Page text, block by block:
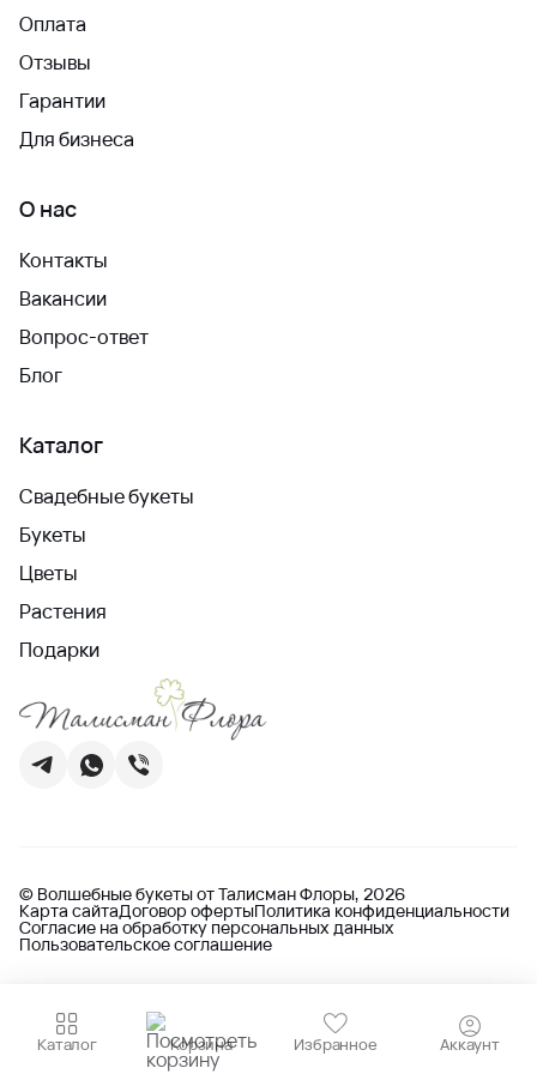
Каталог Корзина Избранное Аккаунт
Оплата
Отзывы
Гарантии
Для бизнеса
О нас
Контакты
Вакансии
Вопрос-ответ
Блог
Каталог
Свадебные букеты
Букеты
Цветы
Растения
Подарки
© Волшебные букеты от Талисман Флоры, 2026
Карта сайтаДоговор офертыПолитика конфиденциальности
Согласие на обработку персональных данных
Пользовательское соглашение